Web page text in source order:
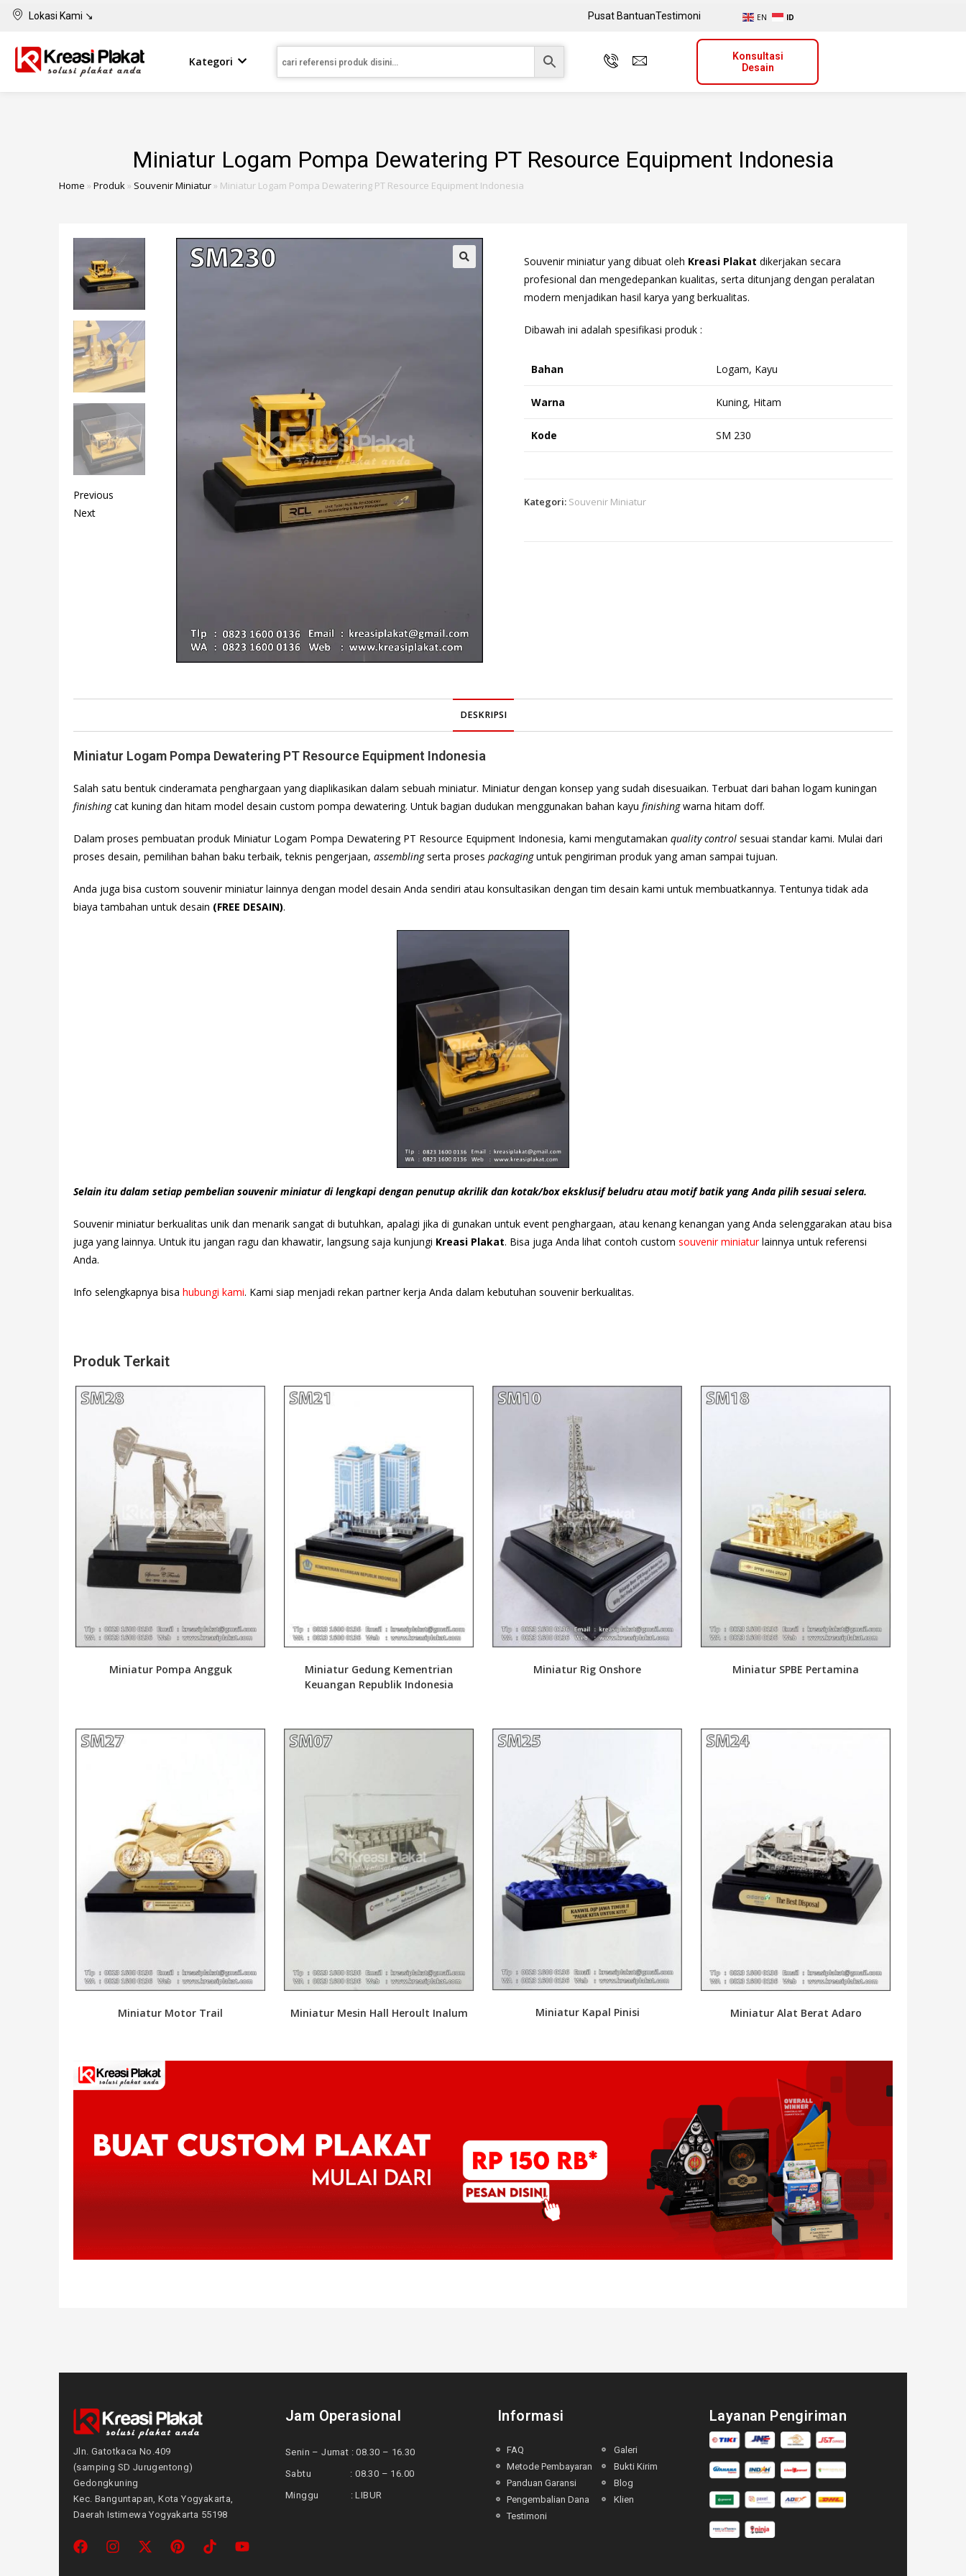
Lokasi Kami ↘ Pusat BantuanTestimoni EN ID
Kategori
Konsultasi
Desain
Miniatur Logam Pompa Dewatering PT Resource Equipment Indonesia
Home » Produk» Souvenir Miniatur» Miniatur Logam Pompa Dewatering PT Resource Equipment Indonesia
Previous
Next
Souvenir miniatur yang dibuat oleh Kreasi Plakat dikerjakan secara
profesional dan mengedepankan kualitas, serta ditunjang dengan peralatan
modern menjadikan hasil karya yang berkualitas.
Dibawah ini adalah spesifikasi produk :
Bahan Logam, Kayu
Warna Kuning, Hitam
Kode SM 230
Kategori: Souvenir Miniatur
DESKRIPSI
Miniatur Logam Pompa Dewatering PT Resource Equipment Indonesia
Salah satu bentuk cinderamata penghargaan yang diaplikasikan dalam sebuah miniatur. Miniatur dengan konsep yang sudah disesuaikan. Terbuat dari bahan logam kuningan
finishingcat kuning dan hitam model desain custom pompa dewatering. Untuk bagian dudukan menggunakan bahan kayu finishingwarna hitam doff.
Dalam proses pembuatan produk Miniatur Logam Pompa Dewatering PT Resource Equipment Indonesia, kami mengutamakan quality control sesuai standar kami. Mulai dari
proses desain, pemilihan bahan baku terbaik, teknis pengerjaan, assemblingserta proses packaginguntuk pengiriman produk yang aman sampai tujuan.
Anda juga bisa custom souvenir miniatur lainnya dengan model desain Anda sendiri atau konsultasikan dengan tim desain kami untuk membuatkannya. Tentunya tidak ada
biaya tambahan untuk desain (FREE DESAIN).
Selain itu dalam setiap pembelian souvenir miniatur di lengkapi dengan penutup akrilik dan kotak/box eksklusif beludru atau motif batik yang Anda pilih sesuai selera.
Souvenir miniatur berkualitas unik dan menarik sangat di butuhkan, apalagi jika di gunakan untuk event penghargaan, atau kenang kenangan yang Anda selenggarakan atau bisa
juga yang lainnya. Untuk itu jangan ragu dan khawatir, langsung saja kunjungi Kreasi Plakat. Bisa juga Anda lihat contoh custom souvenir miniaturlainnya untuk referensi
Anda.
Info selengkapnya bisa hubungi kami. Kami siap menjadi rekan partner kerja Anda dalam kebutuhan souvenir berkualitas.
Produk Terkait
Miniatur Pompa Angguk
Miniatur Gedung Kementrian
Keuangan Republik Indonesia
Miniatur Rig Onshore Miniatur SPBE Pertamina
Miniatur Motor Trail Miniatur Mesin Hall Heroult Inalum Miniatur Kapal Pinisi Miniatur Alat Berat Adaro
Jln. Gatotkaca No.409
(samping SD Jurugentong)
Gedongkuning
Kec. Banguntapan, Kota Yogyakarta,
Daerah Istimewa Yogyakarta 55198
Jam Operasional
Senin – Jumat : 08.30 – 16.30
Sabtu : 08.30 – 16.00
Minggu : LIBUR
Informasi
FAQ
Metode Pembayaran
Panduan Garansi
Pengembalian Dana
Testimoni
Galeri
Bukti Kirim
Blog
Klien
Layanan Pengiriman